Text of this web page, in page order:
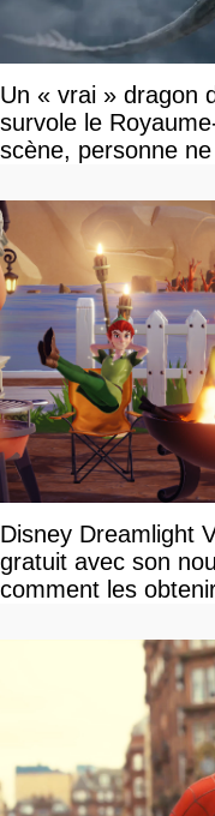
Un « vrai » dragon
survole le
scène, personne
Disney Dreamlight
gratuit avec son
comment les